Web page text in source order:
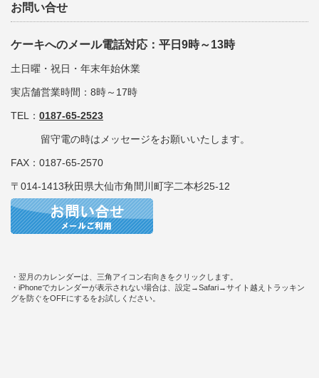
お問い合せ
ケーキへのメール電話対応：平日9時～13時
土日曜・祝日・年末年始休業
実店舗営業時間：8時～17時
TEL： 0187-65-2523
留守電の時はメッセージをお願いいたします。
FAX：0187-65-2570
〒014-1413秋田県大仙市角間川町字二本杉25-12
・翌月のカレンダーは、三角アイコン右向きをクリックします。
・iPhoneでカレンダーが表示されない場合は、設定→Safari→サイト越えトラッキン
グを防ぐをOFFにするをお試しください。